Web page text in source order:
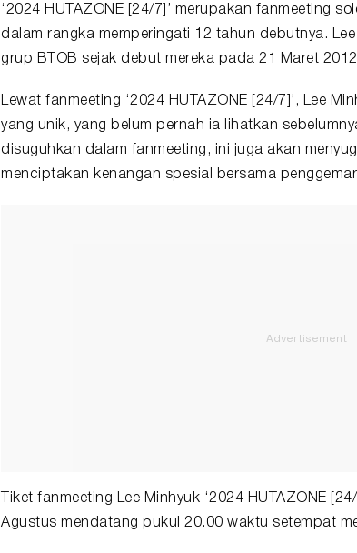
‘2024 HUTAZONE [24/7]’ merupakan fanmeeting
dalam rangka memperingati 12 tahun debutnya.
grup BTOB sejak debut mereka pada 21 Maret
Lewat fanmeeting ‘2024 HUTAZONE [24/7]’, Lee
yang unik, yang belum pernah ia lihatkan
disuguhkan dalam fanmeeting, ini juga akan
menciptakan kenangan spesial bersama
Tiket fanmeeting Lee Minhyuk ‘2024 HUTAZONE
Agustus mendatang pukul 20.00 waktu setempat